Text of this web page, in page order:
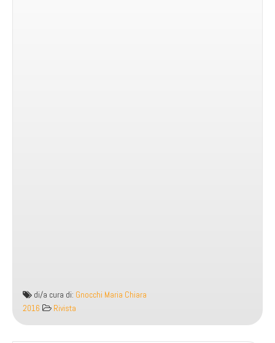
di/a cura di: Gnocchi Maria Chiara
2016
Rivista